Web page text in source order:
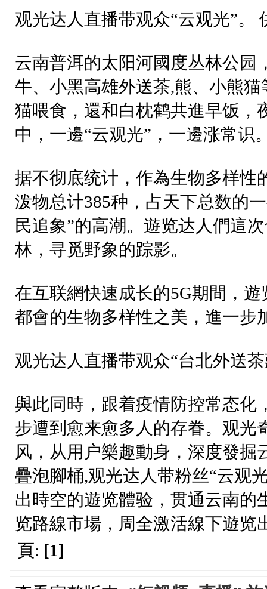
观光达人直播带观众“云观光”。
云南普洱的太阳河國度丛林公园
牛、小黑高雄外送茶,熊、小熊
猫喂食，還和白枕鹤共進早饭，
中，一邊“云观光”，一邊涨常识
据不彻底统计，作為生物多样性
泼物总计385种，占天下总数的
民追象”的高潮。遊览达人們這
林，寻觅野象的踪影。
在互联網快速成长的5G期間，
都會的生物多样性之美，進一步
观光达人直播带观众“台北外送
與此同時，跟着疫情防控常态化
步遭到愈来愈多人的存眷。观光
风，从用户樂趣動身，深度發
疊泡腳桶,观光达人带粉丝“云观
出時空的遊览體验，贯通云南的
览路線市場，周全激活線下遊览
頁: [1]